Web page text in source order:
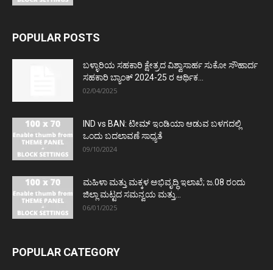
POPULAR POSTS
ಬಳ್ಳಾರಿಯ ಸಹಕಾರಿ ಕ್ಷೇತ್ರದ ವಿಶ್ವಾಸಾರ್ಹ ಸುಕೋ ಸೌಹಾರ್ದ
ಸಹಕಾರಿ ಬ್ಯಾಂಕ್ 2024-25 ರ ಆರ್ಥಿಕ...
02/04/2025
IND vs BAN: ಟೀಮ್ ಇಂಡಿಯಾ ಆಡುವ ಬಳಗದಲ್ಲಿ
ಒಂದು ಬದಲಾವಣೆ ಸಾಧ್ಯತೆ
09/10/2024
ಮಹಿಳಾ ಮತ್ತು ಮಕ್ಕಳ ಅಭಿವೃದ್ಧಿ ಇಲಾಖೆ; ಜ.08 ರಂದು
ಜಿಲ್ಲಾ ಮಟ್ಟದ ಸಮನ್ವಯ ಮತ್ತು...
06/01/2025
POPULAR CATEGORY